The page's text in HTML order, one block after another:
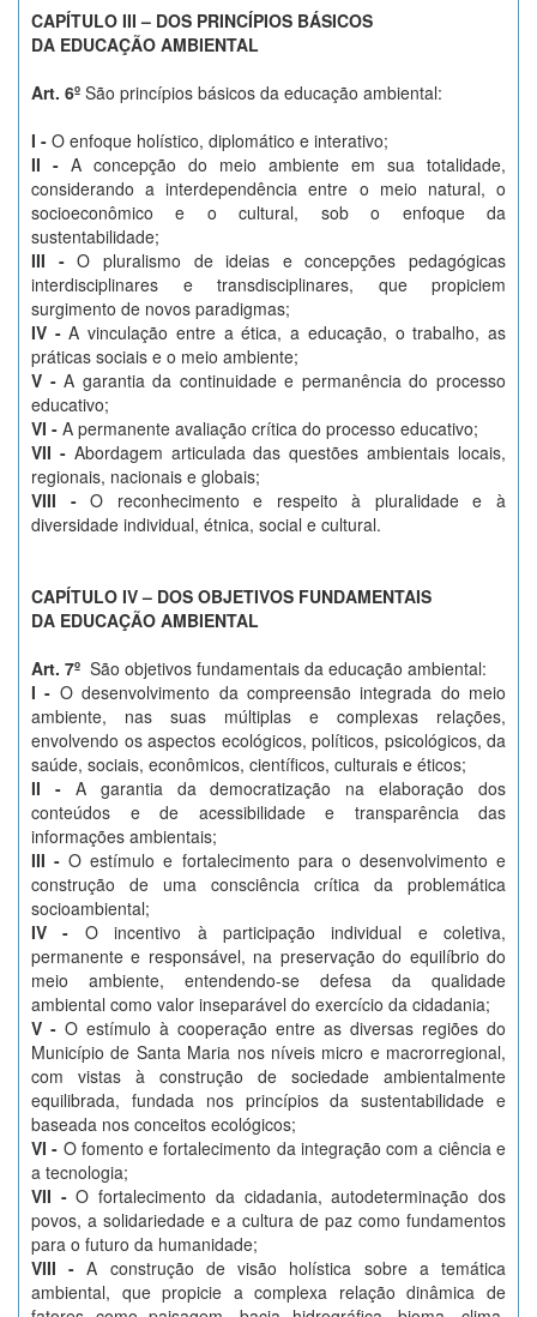
CAPÍTULO III – DOS PRINCÍPIOS BÁSICOS
DA EDUCAÇÃO AMBIENTAL
Art. 6º São princípios básicos da educação ambiental:
I - O enfoque holístico, diplomático e interativo;
II - A concepção do meio ambiente em sua totalidade,
considerando a interdependência entre o meio natural, o
socioeconômico e o cultural, sob o enfoque da
sustentabilidade;
III -O pluralismo de ideias e concepções pedagógicas
interdisciplinares e transdisciplinares, que propiciem
surgimento de novos paradigmas;
IV -A vinculação entre a ética, a educação, o trabalho, as
práticas sociais e o meio ambiente;
V -A garantia da continuidade e permanência do processo
educativo;
VI - A permanente avaliação crítica do processo educativo;
VII - Abordagem articulada das questões ambientais locais,
regionais, nacionais e globais;
VIII -O reconhecimento e respeito à pluralidade e à
diversidade individual, étnica, social e cultural.
CAPÍTULO IV – DOS OBJETIVOS FUNDAMENTAIS
DA EDUCAÇÃO AMBIENTAL
Art. 7º São objetivos fundamentais da educação ambiental:
I - O desenvolvimento da compreensão integrada do meio
ambiente, nas suas múltiplas e complexas relações,
envolvendo os aspectos ecológicos, políticos, psicológicos, da
saúde, sociais, econômicos, científicos, culturais e éticos;
II - A garantia da democratização na elaboração dos
conteúdos e de acessibilidade e transparência das
informações ambientais;
III -O estímulo e fortalecimento para o desenvolvimento e
construção de uma consciência crítica da problemática
socioambiental;
IV - O incentivo à participação individual e coletiva,
permanente e responsável, na preservação do equilíbrio do
meio ambiente, entendendo-se defesa da qualidade
ambiental como valor inseparável do exercício da cidadania;
V - O estímulo à cooperação entre as diversas regiões do
Município de Santa Maria nos níveis micro e macrorregional,
com vistas à construção de sociedade ambientalmente
equilibrada, fundada nos princípios da sustentabilidade e
baseada nos conceitos ecológicos;
VI - O fomento e fortalecimento da integração com a ciência e
a tecnologia;
VII -O fortalecimento da cidadania, autodeterminação dos
povos, a solidariedade e a cultura de paz como fundamentos
para o futuro da humanidade;
VIII -A construção de visão holística sobre a temática
ambiental, que propicie a complexa relação dinâmica de